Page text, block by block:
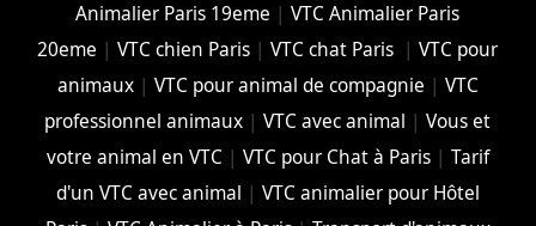
Animalier Paris 19eme |VTC Animalier Paris
20eme |VTC chien Paris |VTC chat Paris |VTC pour
animaux| VTC pour animal de compagnie | VTC
professionnel animaux |VTC avec animal |Vous et
votre animal en VTC | VTC pour Chat à Paris| Tarif
d'un VTC avec animal | VTC animalier pour Hôtel